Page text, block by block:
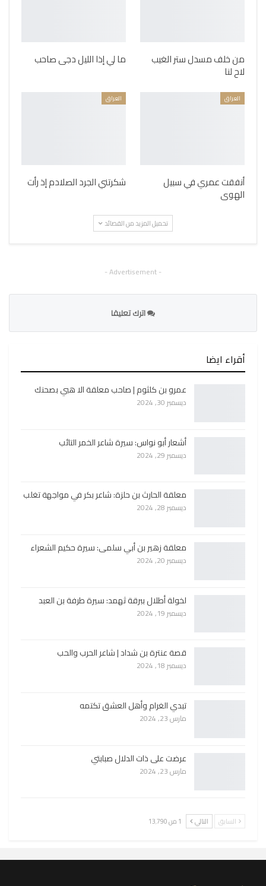
من خلف مسدل ستر الغيب
لاح لنا
ما لي إذا الليل دجى صاحب
العراق
أنفقت عمري في سبيل
الهوى
العراق
شكرتني الجرد الصلادم إذ رأت
تحميل المزيد من القصائد
- Advertisement -
اترك تعليقا
أقراء ايضا
عمرو بن كلثوم | صاحب معلقة الا هبي بصحنك
ديسمبر 30, 2024
أشعار أبو نواس: سيرة شاعر الخمر التائب
ديسمبر 29, 2024
معلقة الحارث بن حلزة: شاعر بكر في مواجهة تغلب
ديسمبر 28, 2024
معلقة زهير بن أبي سلمى: سيرة حكيم الشعراء
ديسمبر 20, 2024
لخولة أطلال ببرقة ثهمد: سيرة طرفة بن العبد
ديسمبر 19, 2024
قصة عنترة بن شداد | شاعر الحرب والحب
ديسمبر 18, 2024
تبدي الغرام وأهل العشق تكتمه
مارس 23, 2024
عرضت على ذات الدلال صبابتي
مارس 23, 2024
السابق التالي 1 من 13٬790